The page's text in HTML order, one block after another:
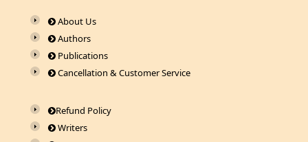
About Us
Authors
Publications
Cancellation & Customer Service
Refund Policy
Writers